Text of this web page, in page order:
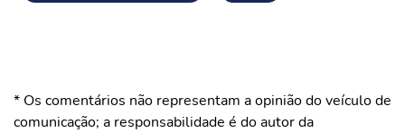
* Os comentários não representam a opinião do veículo de
comunicação; a responsabilidade é do autor da